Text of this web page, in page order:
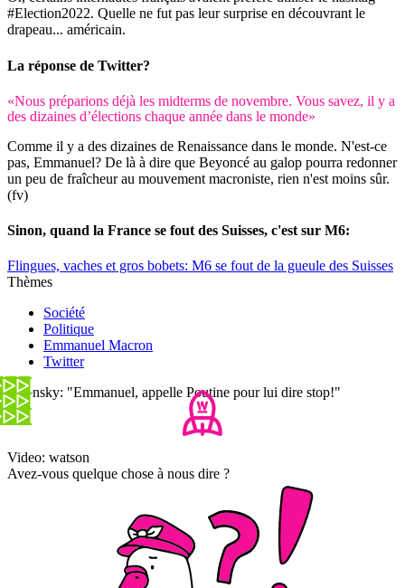
#Election2022. Quelle ne fut pas leur surprise en découvrant le
drapeau... américain.
La réponse de Twitter?
«Nous préparions déjà les midterms de novembre. Vous savez, il y a
des dizaines d’élections chaque année dans le monde»
Comme il y a des dizaines de Renaissance dans le monde. N'est-ce
pas, Emmanuel? De là à dire que Beyoncé au galop pourra redonner
un peu de fraîcheur au mouvement macroniste, rien n'est moins sûr.
(fv)
Sinon, quand la France se fout des Suisses, c'est sur M6:
Flingues, vaches et gros bobets: M6 se fout de la gueule des Suisses
Thèmes
Société
Politique
Emmanuel Macron
Twitter
Zelensky: "Emmanuel, appelle Poutine pour lui dire stop!"
Video: watson
Avez-vous quelque chose à nous dire ?